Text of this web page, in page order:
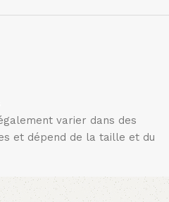
varier dans des
et dépend de la taille et du